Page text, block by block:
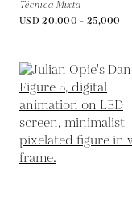
Técnica Mixta
USD 20,000 - 25,000